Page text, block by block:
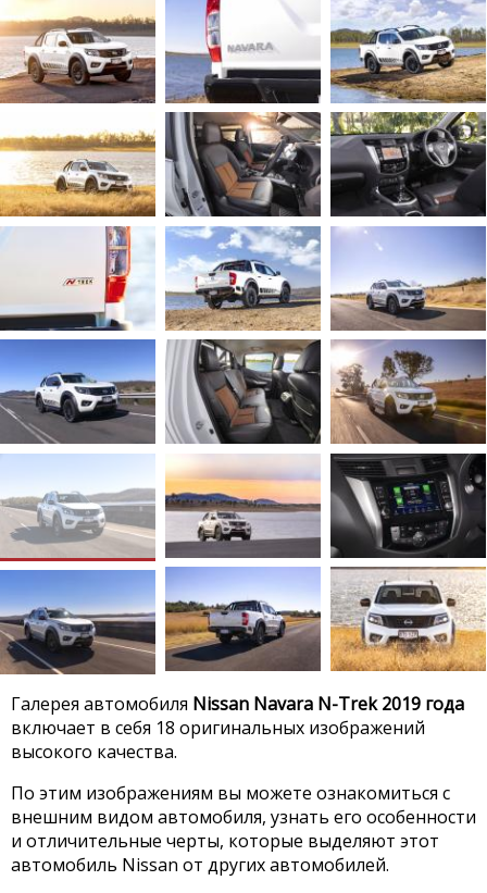
Галерея автомобиля Nissan Navara N-Trek 2019 года
включает в себя 18 оригинальных изображений
высокого качества.
По этим изображениям вы можете ознакомиться с
внешним видом автомобиля, узнать его особенности
и отличительные черты, которые выделяют этот
автомобиль Nissan от других автомобилей.